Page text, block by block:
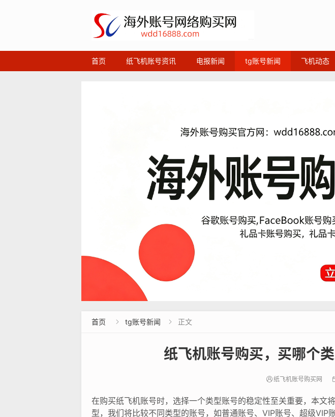
首页 纸飞机账号资讯 电报新闻 tg账号新闻 飞机动态
首页  tg账号新闻  正文
纸飞机账号购买，买哪个
纸飞机账号购买网
在购买纸飞机账号时，选择一个类型账号的稳定性至关重要，本文
型，我们将比较不同类型的账号，如普通账号、VIP账号、超级